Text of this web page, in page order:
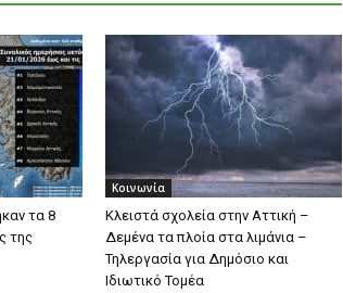
τα 8
της
Κοινωνία
Κλειστά σχολεία στην Αττική –
Δεμένα τα πλοία στα λιμάνια –
Τηλεργασία για Δημόσιο και
Ιδιωτικό Τομέα